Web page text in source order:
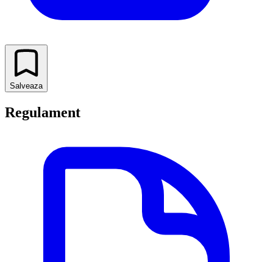
Salveaza
Regulament